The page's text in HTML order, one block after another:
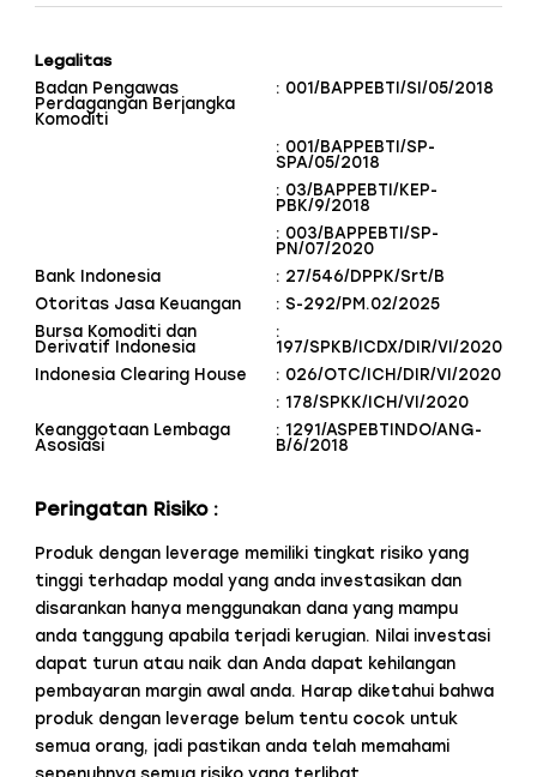
Legalitas
Badan Pengawas
Perdagangan Berjangka
Komoditi
: 001/BAPPEBTI/SI/05/2018
: 001/BAPPEBTI/SP-
SPA/05/2018
: 03/BAPPEBTI/KEP-
PBK/9/2018
: 003/BAPPEBTI/SP-
PN/07/2020
Bank Indonesia
: 27/546/DPPK/Srt/B
Otoritas Jasa Keuangan
: S-292/PM.02/2025
Bursa Komoditi dan
Derivatif Indonesia
:
197/SPKB/ICDX/DIR/VI/2020
Indonesia Clearing House
: 026/OTC/ICH/DIR/VI/2020
: 178/SPKK/ICH/VI/2020
Keanggotaan Lembaga
Asosiasi
: 1291/ASPEBTINDO/ANG-
B/6/2018
Peringatan Risiko :
Produk dengan leverage memiliki tingkat risiko yang
tinggi terhadap modal yang anda investasikan dan
disarankan hanya menggunakan dana yang mampu
anda tanggung apabila terjadi kerugian. Nilai investasi
dapat turun atau naik dan Anda dapat kehilangan
pembayaran margin awal anda. Harap diketahui bahwa
produk dengan leverage belum tentu cocok untuk
semua orang, jadi pastikan anda telah memahami